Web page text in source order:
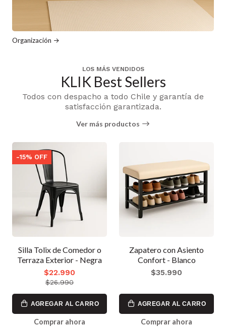
Organización
LOS MÁS VENDIDOS
KLIK Best Sellers
Todos con despacho a todo Chile y garantía de
satisfacción garantizada.
Ver más productos
-15% OFF
Silla Tolix de Comedor o
Terraza Exterior - Negra
$22.990
$26.990
AGREGAR AL CARRO
Comprar ahora
Zapatero con Asiento
Confort - Blanco
$35.990
AGREGAR AL CARRO
Comprar ahora